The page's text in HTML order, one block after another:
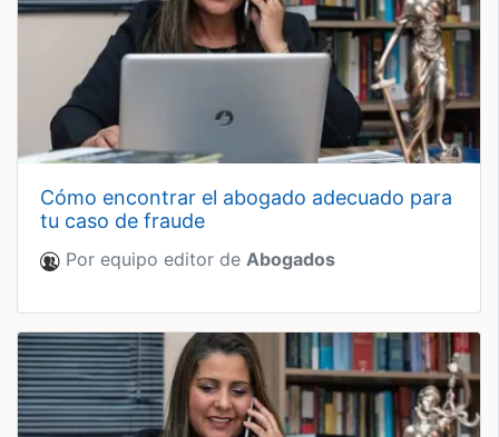
cómo encontrar el abogado adecuado para
tu caso de fraude
Por equipo editor de Abogados